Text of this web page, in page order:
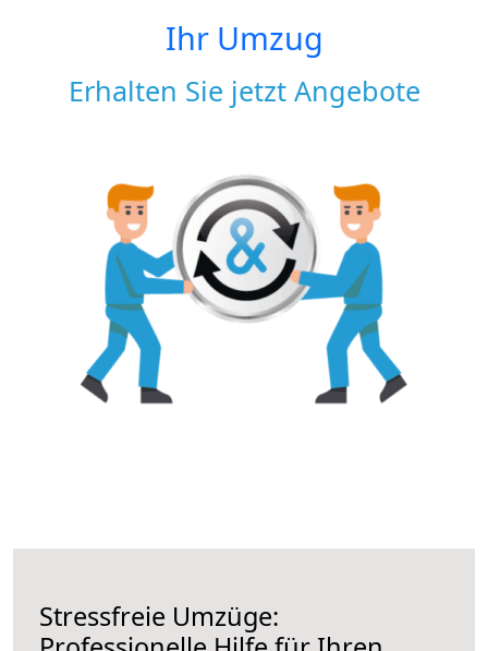
Ihr Umzug
Erhalten Sie jetzt Angebote
Stressfreie Umzüge: